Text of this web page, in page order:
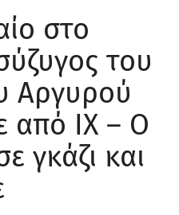
στο
του
Αργυρού
από ΙΧ – Ο
γκάζι και